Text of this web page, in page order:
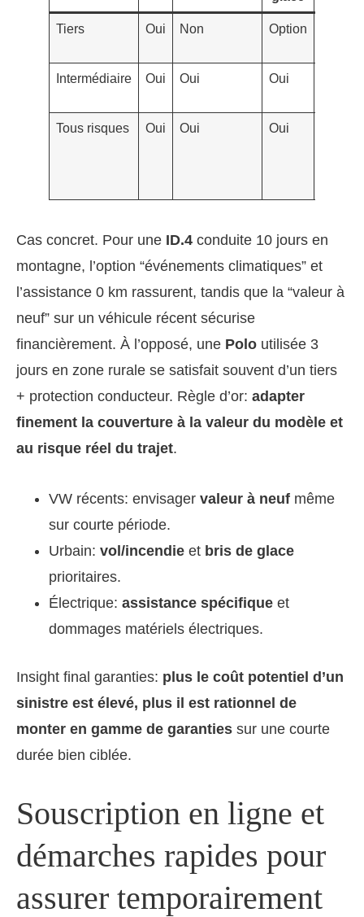
Tiers Oui Non Option
Intermédiaire Oui Oui Oui
Tous risques Oui Oui Oui
Cas concret. Pour une ID.4 conduite 10 jours en
montagne, l’option “événements climatiques” et
l’assistance 0 km rassurent, tandis que la “valeur à
neuf” sur un véhicule récent sécurise
financièrement. À l’opposé, une Polo utilisée 3
jours en zone rurale se satisfait souvent d’un tiers
+ protection conducteur. Règle d’or: adapter
finement la couverture à la valeur du modèle et
au risque réel du trajet.
VW récents: envisager valeur à neuf même
sur courte période.
Urbain: vol/incendie et bris de glace
prioritaires.
Électrique: assistance spécifique et
dommages matériels électriques.
Insight final garanties: plus le coût potentiel d’un
sinistre est élevé, plus il est rationnel de
monter en gamme de garanties sur une courte
durée bien ciblée.
Souscription en ligne et
démarches rapides pour
assurer temporairement